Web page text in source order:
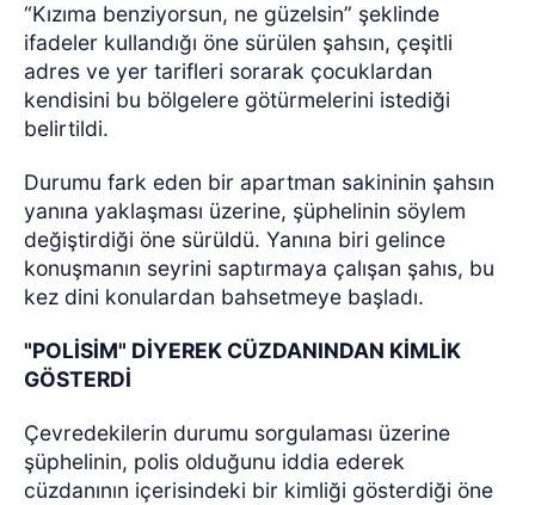
“Kızıma benziyorsun, ne güzelsin” şeklinde
ifadeler kullandığı öne sürülen şahsın, çeşitli
adres ve yer tarifleri sorarak çocuklardan
kendisini bu bölgelere götürmelerini istediği
belirtildi.
Durumu fark eden bir apartman sakininin şahsın
yanına yaklaşması üzerine, şüphelinin söylem
değiştirdiği öne sürüldü. Yanına biri gelince
konuşmanın seyrini saptırmaya çalışan şahıs, bu
kez dini konulardan bahsetmeye başladı.
"POLİSİM" DİYEREK CÜZDANINDAN KİMLİK
GÖSTERDİ
Çevredekilerin durumu sorgulaması üzerine
şüphelinin, polis olduğunu iddia ederek
cüzdanının içerisindeki bir kimliği gösterdiği öne